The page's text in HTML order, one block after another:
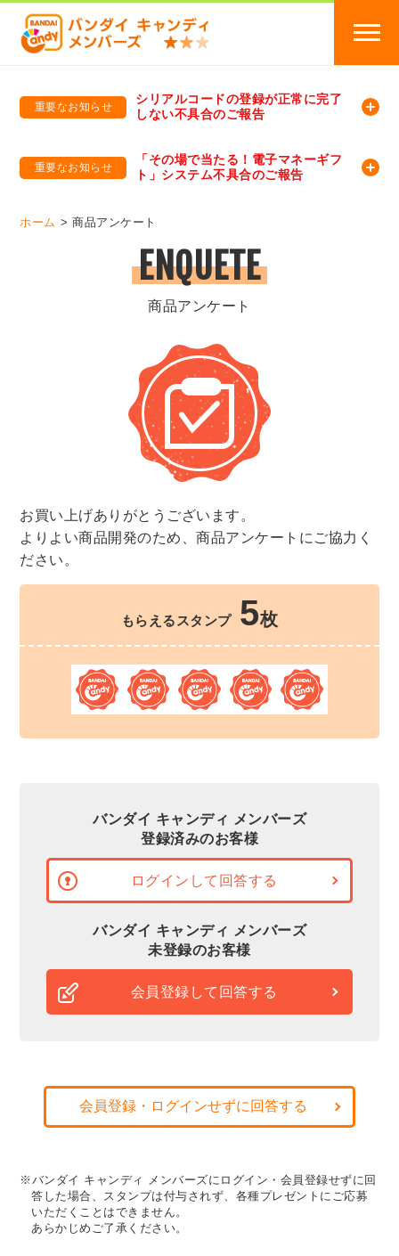
重要なお知らせ
シリアルコードの登録が正常に完了
しない不具合のご報告
重要なお知らせ
「その場で当たる！電子マネーギフ
ト」システム不具合のご報告
ホーム 商品アンケート
ENQUETE
商品アンケート
お買い上げありがとうございます。
よりよい商品開発のため、商品アンケートにご協力く
ださい。
もらえるスタンプ 5枚
バンダイ キャンディ メンバーズ
登録済みのお客様
ログインして回答する
バンダイ キャンディ メンバーズ
未登録のお客様
会員登録して回答する
会員登録・ログインせずに回答する
※バンダイ キャンディ メンバーズにログイン・会員登録せずに回
答した場合、スタンプは付与されず、各種プレゼントにご応募
いただくことはできません。
あらかじめご了承ください。